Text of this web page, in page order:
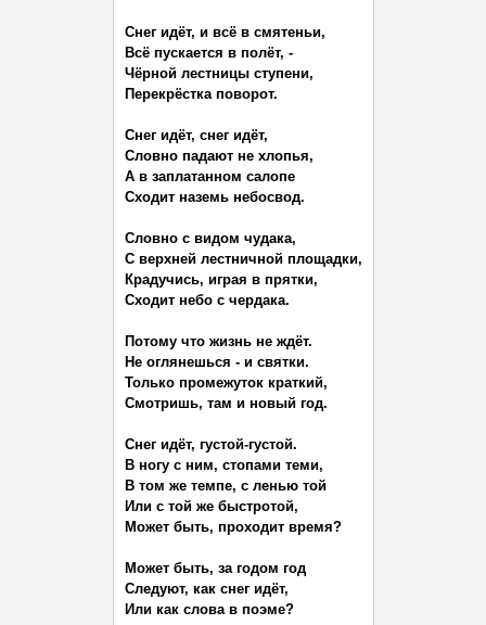
Снег идёт, и всё в смятеньи,
Всё пускается в полёт, -
Чёрной лестницы ступени,
Перекрёстка поворот.
Снег идёт, снег идёт,
Словно падают не хлопья,
А в заплатанном салопе
Сходит наземь небосвод.
Словно с видом чудака,
С верхней лестничной площадки,
Крадучись, играя в прятки,
Сходит небо с чердака.
Потому что жизнь не ждёт.
Не оглянешься - и святки.
Только промежуток краткий,
Смотришь, там и новый год.
Снег идёт, густой-густой.
В ногу с ним, стопами теми,
В том же темпе, с ленью той
Или с той же быстротой,
Может быть, проходит время?
Может быть, за годом год
Следуют, как снег идёт,
Или как слова в поэме?